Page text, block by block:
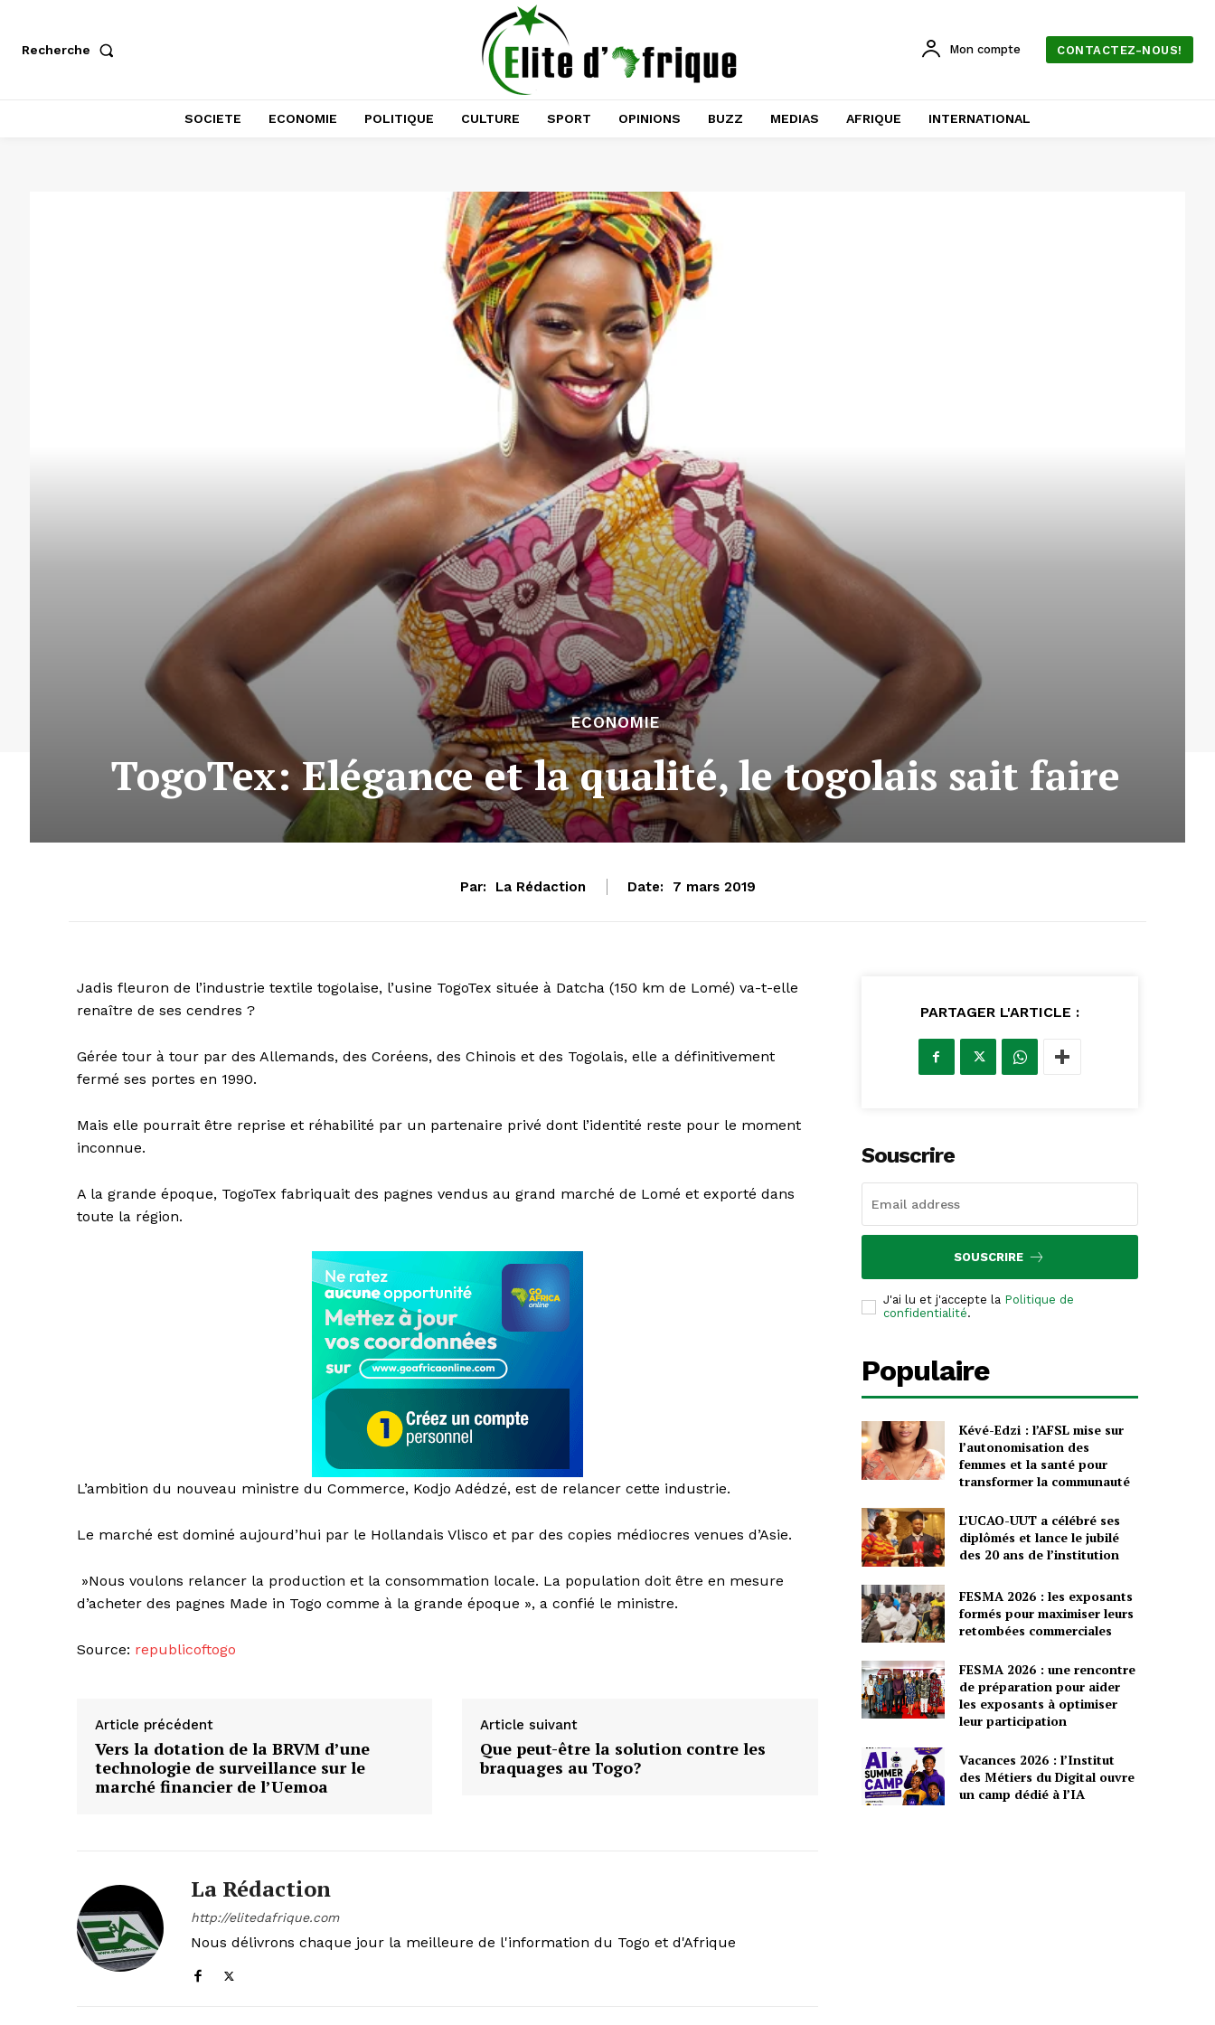
Recherche Mon compte CONTACTEZ-NOUS!
SOCIETE ECONOMIE POLITIQUE CULTURE SPORT OPINIONS BUZZ MEDIAS AFRIQUE INTERNATIONAL
ECONOMIE
TogoTex: Elégance et la qualité, le togolais sait faire
Par: La Rédaction Date: 7 mars 2019
Jadis fleuron de l’industrie textile togolaise, l’usine TogoTex située à Datcha (150 km de Lomé) va-t-elle
renaître de ses cendres ?
Gérée tour à tour par des Allemands, des Coréens, des Chinois et des Togolais, elle a définitivement
fermé ses portes en 1990.
Mais elle pourrait être reprise et réhabilité par un partenaire privé dont l’identité reste pour le moment
inconnue.
A la grande époque, TogoTex fabriquait des pagnes vendus au grand marché de Lomé et exporté dans
toute la région.
L’ambition du nouveau ministre du Commerce, Kodjo Adédzé, est de relancer cette industrie.
Le marché est dominé aujourd’hui par le Hollandais Vlisco et par des copies médiocres venues d’Asie.
»Nous voulons relancer la production et la consommation locale. La population doit être en mesure
d’acheter des pagnes Made in Togo comme à la grande époque », a confié le ministre.
Source: republicoftogo
Article précédent
Vers la dotation de la BRVM d’une
technologie de surveillance sur le
marché financier de l’Uemoa
Article suivant
Que peut-être la solution contre les
braquages au Togo?
La Rédaction
http://elitedafrique.com
Nous délivrons chaque jour la meilleure de l'information du Togo et d'Afrique
PARTAGER L'ARTICLE :
Souscrire
SOUSCRIRE
J'ai lu et j'accepte la Politique de
confidentialité.
Populaire
Kévé-Edzi : l’AFSL mise sur
l’autonomisation des
femmes et la santé pour
transformer la communauté
L’UCAO-UUT a célébré ses
diplômés et lance le jubilé
des 20 ans de l’institution
FESMA 2026 : les exposants
formés pour maximiser leurs
retombées commerciales
FESMA 2026 : une rencontre
de préparation pour aider
les exposants à optimiser
leur participation
Vacances 2026 : l’Institut
des Métiers du Digital ouvre
un camp dédié à l’IA